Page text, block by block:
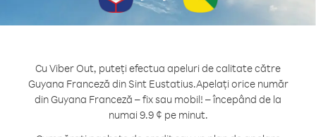
Cu Viber Out, puteți efectua apeluri de calitate către
Guyana Franceză din Sint Eustatius.Apelați orice număr
din Guyana Franceză – fix sau mobil! – începând de la
numai 9.9 ¢ pe minut.